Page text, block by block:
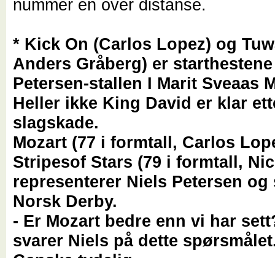
nummer én over distanse.
* Kick On (Carlos Lopez) og
Anders Gråberg) er
Petersen-stallen I Marit Sveaas
Heller ikke King David er klar
slagskade.
Mozart (77 i formtall, Carlos
Stripesof Stars (79 i formtall,
representerer Niels Petersen
Norsk Derby.
- Er Mozart bedre enn vi har
svarer Niels på dette